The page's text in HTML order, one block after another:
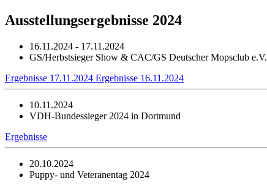
Ausstellungsergebnisse 2024
16.11.2024 - 17.11.2024
GS/Herbstsieger Show & CAC/GS Deutscher Mopsclub e.V.
Ergebnisse 17.11.2024 Ergebnisse 16.11.2024
10.11.2024
VDH-Bundessieger 2024 in Dortmund
Ergebnisse
20.10.2024
Puppy- und Veteranentag 2024